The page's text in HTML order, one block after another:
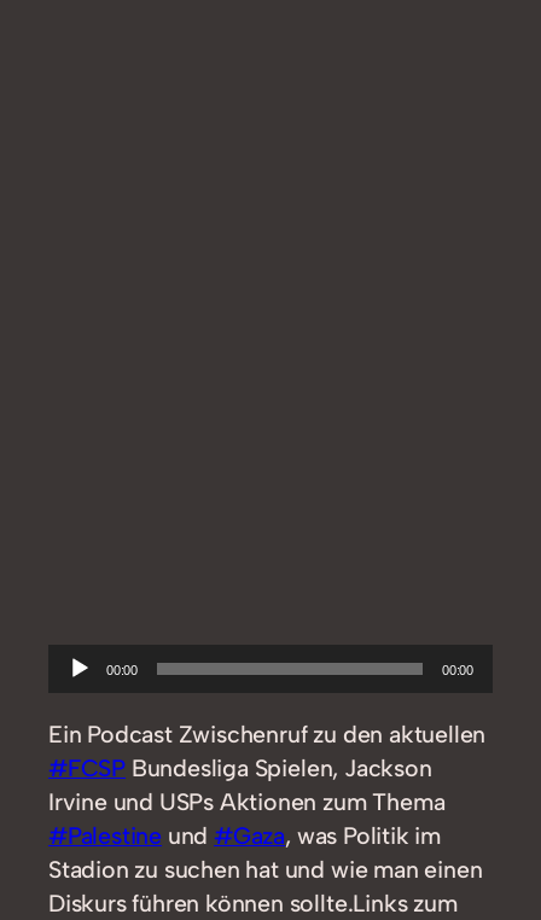
Audio-
Player
00:00 00:00
Ein Podcast Zwischenruf zu den aktuellen
#FCSP Bundesliga Spielen, Jackson
Irvine und USPs Aktionen zum Thema
#Palestine und#Gaza, was Politik im
Stadion zu suchen hat und wie man einen
Diskurs führen können sollte.Links zum